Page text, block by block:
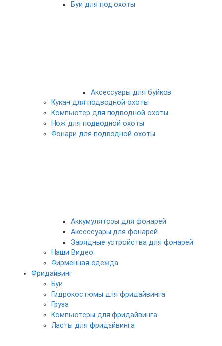
Буи для под.охоты
Аксессуары для буйков
Кукан для подводной охоты
Компьютер для подводной охоты
Нож для подводной охоты
Фонари для подводной охоты
Аккумуляторы для фонарей
Аксессуары для фонарей
Зарядные устройства для фонарей
Наши Видео
Фирменная одежда
Фридайвинг
Буи
Гидрокостюмы для фридайвинга
Груза
Компьютеры для фридайвинга
Ласты для фридайвинга